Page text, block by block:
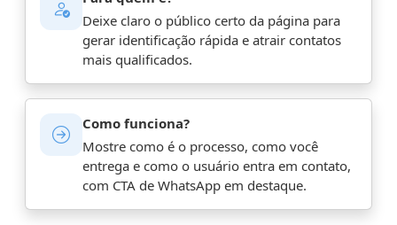
Deixe claro o público certo da página para
gerar identificação rápida e atrair contatos
mais qualificados.
Como funciona?
Mostre como é o processo, como você
entrega e como o usuário entra em contato,
com CTA de WhatsApp em destaque.